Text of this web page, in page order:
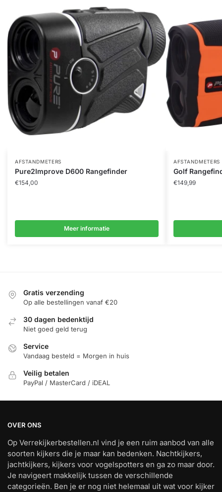
AFSTANDMETERS
Pure2Improve D600 Rangefinder
€154,00
Meer informatie
AFSTANDMETERS
Golf
€149,99
Gratis verzending
Op alle bestellingen vanaf €20
30 dagen bedenktijd
Niet goed geld terug
Service
Vandaag besteld = Morgen in huis
Veilig betalen
PayPal / MasterCard / iDEAL
OVER ONS
Op Verrekijkerbestellen.nl vind je een ruim aanbod van alle
soorten kijkers die je maar kan bedenken. Nachtkijkers,
jachtkijkers, kijkers voor vogelspotters en ga zo maar door.
Je navigeert makkelijk tussen de verschillende
categorieën. Ben je er nog niet helemaal uit wat voor kijker